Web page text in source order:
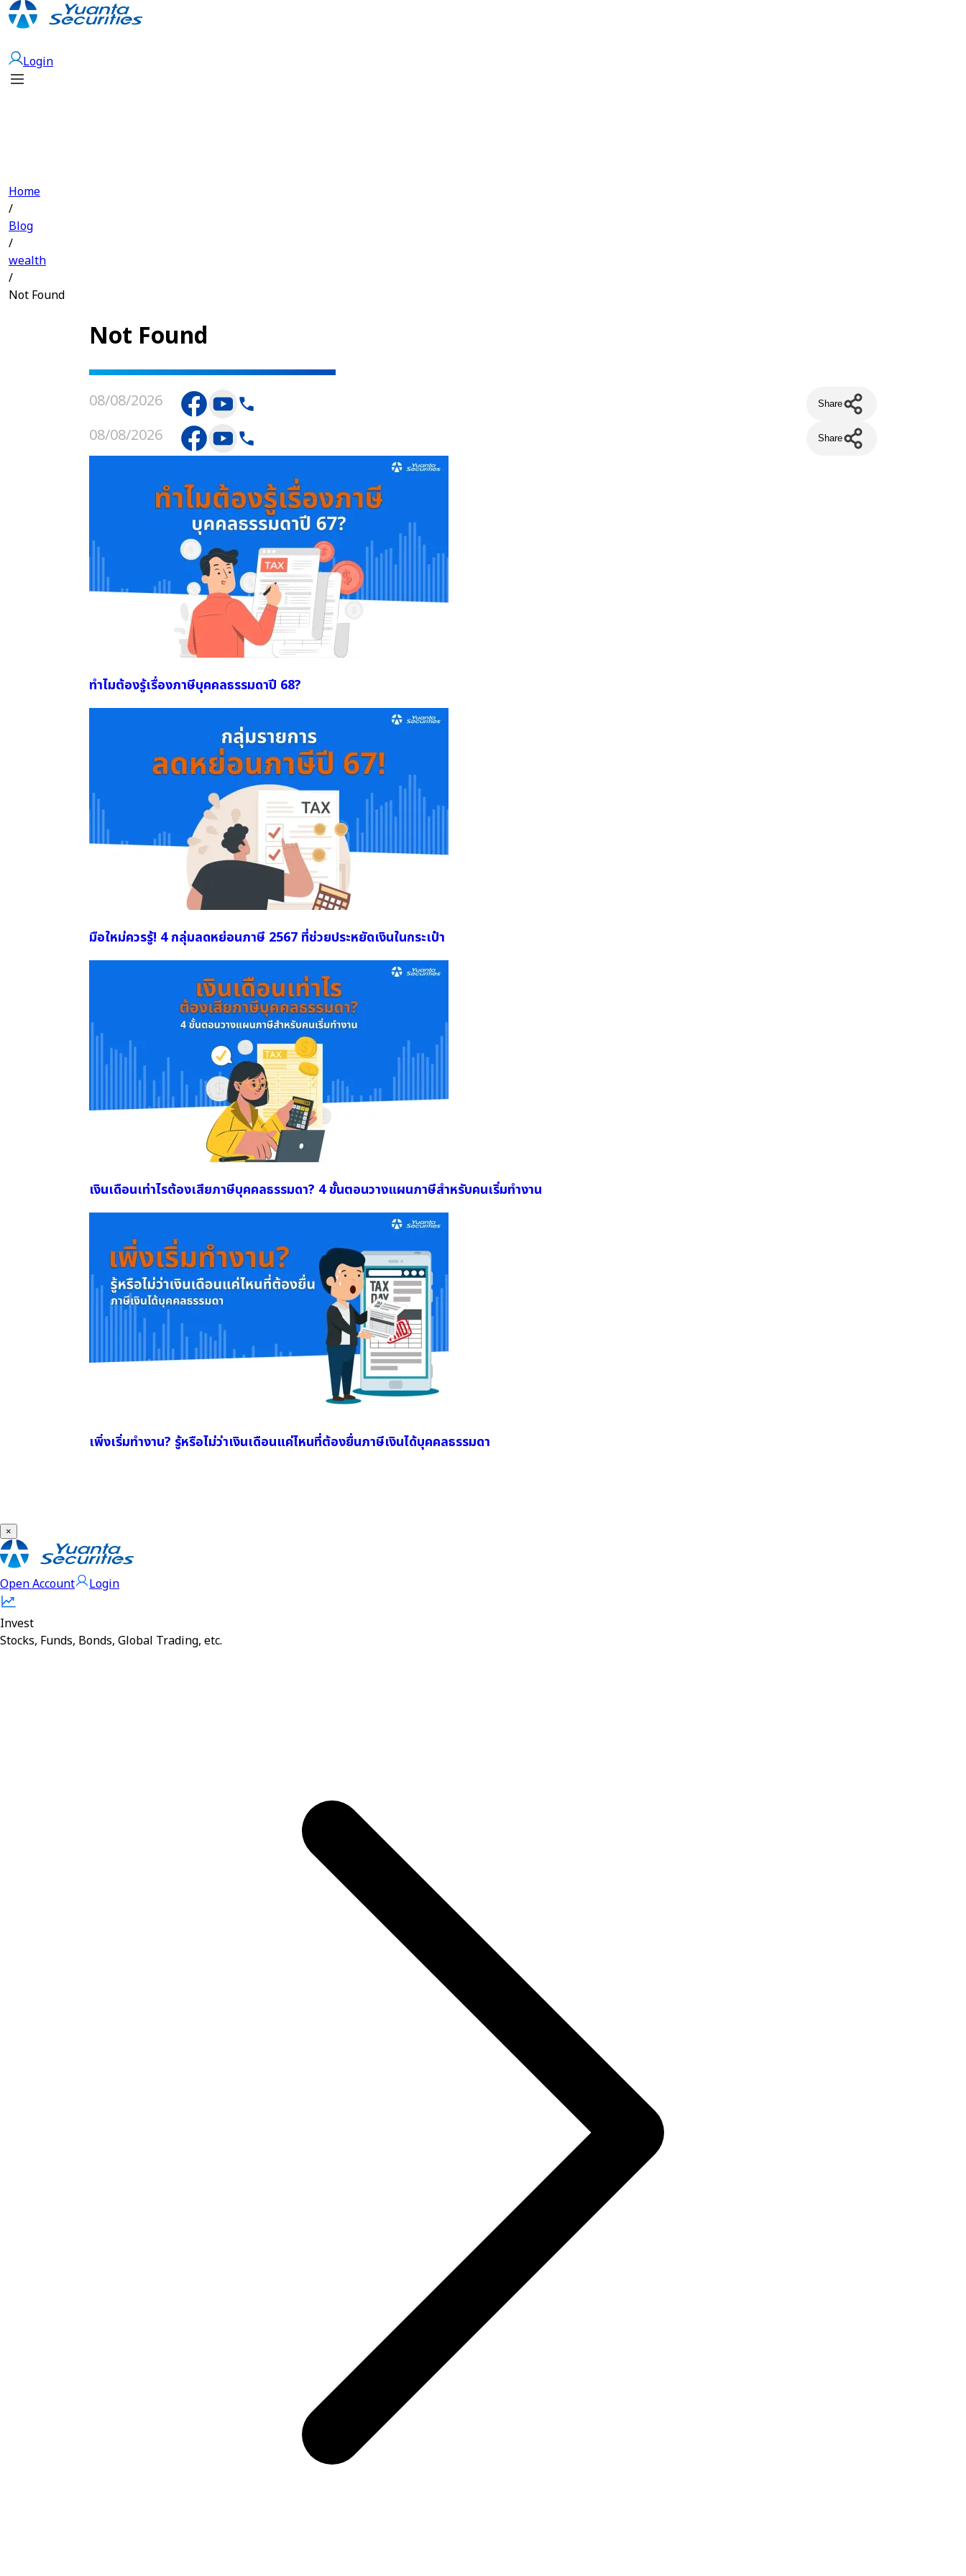
Login
Home
/
Blog
/
wealth
/
Not Found
Not Found
08/08/2026 Share
08/08/2026 Share
ทำไมต้องรู้เรื่องภาษีบุคคลธรรมดาปี 68?
มือใหม่ควรรู้! 4 กลุ่มลดหย่อนภาษี 2567 ที่ช่วยประหยัดเงินในกระเป๋า
เงินเดือนเท่าไรต้องเสียภาษีบุคคลธรรมดา? 4 ขั้นตอนวางแผนภาษีสำหรับคนเริ่มทำงาน
เพิ่งเริ่มทำงาน? รู้หรือไม่ว่าเงินเดือนแค่ไหนที่ต้องยื่นภาษีเงินได้บุคคลธรรมดา
×
Open Account Login
Invest
Stocks, Funds, Bonds, Global Trading, etc.